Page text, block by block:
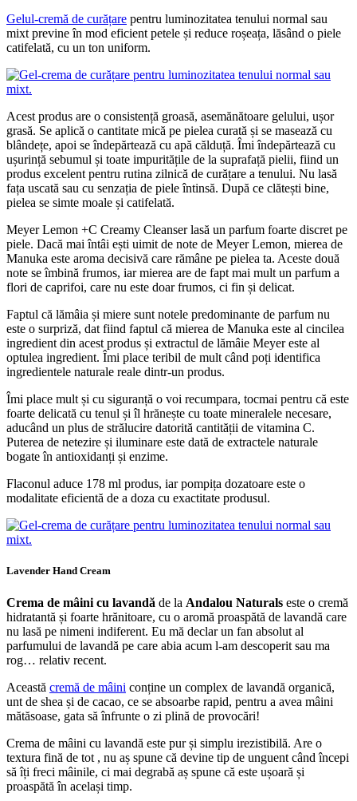
Gelul-cremă de curățare pentru luminozitatea tenului normal sau
mixt previne în mod eficient petele și reduce roșeața, lăsând o piele
catifelată, cu un ton uniform.
Acest produs are o consistență groasă, asemănătoare gelului, ușor
grasă. Se aplică o cantitate mică pe pielea curată și se masează cu
blândețe, apoi se îndepărtează cu apă călduță. Îmi îndepărtează cu
ușurință sebumul și toate impuritățile de la suprafață pielii, fiind un
produs excelent pentru rutina zilnică de curățare a tenului. Nu lasă
fața uscată sau cu senzația de piele întinsă. După ce clătești bine,
pielea se simte moale și catifelată.
Meyer Lemon +C Creamy Cleanser lasă un parfum foarte discret pe
piele. Dacă mai întâi ești uimit de note de Meyer Lemon, mierea de
Manuka este aroma decisivă care rămâne pe pielea ta. Aceste două
note se îmbină frumos, iar mierea are de fapt mai mult un parfum a
flori de caprifoi, care nu este doar frumos, ci fin și delicat.
Faptul că lămâia și miere sunt notele predominante de parfum nu
este o surpriză, dat fiind faptul că mierea de Manuka este al cincilea
ingredient din acest produs și extractul de lămâie Meyer este al
optulea ingredient. Îmi place teribil de mult când poți identifica
ingredientele naturale reale dintr-un produs.
Îmi place mult și cu siguranță o voi recumpara, tocmai pentru că este
foarte delicată cu tenul și îl hrănește cu toate mineralele necesare,
aducând un plus de strălucire datorită cantității de vitamina C.
Puterea de netezire și iluminare este dată de extractele naturale
bogate în antioxidanți și enzime.
Flaconul aduce 178 ml produs, iar pompița dozatoare este o
modalitate eficientă de a doza cu exactitate produsul.
Lavender Hand Cream
Crema de mâini cu lavandă de la Andalou Naturals este o cremă
hidratantă și foarte hrănitoare, cu o aromă proaspătă de lavandă care
nu lasă pe nimeni indiferent. Eu mă declar un fan absolut al
parfumului de lavandă pe care abia acum l-am descoperit sau ma
rog… relativ recent.
Această cremă de mâini conține un complex de lavandă organică,
unt de shea și de cacao, ce se absoarbe rapid, pentru a avea mâini
mătăsoase, gata să înfrunte o zi plină de provocări!
Crema de mâini cu lavandă este pur și simplu irezistibilă. Are o
textura fină de tot , nu aș spune că devine tip de unguent când începi
să îți freci mâinile, ci mai degrabă aș spune că este ușoară și
proaspătă în același timp.